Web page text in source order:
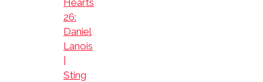
Hearts
26:
Daniel
Lanois
Sting